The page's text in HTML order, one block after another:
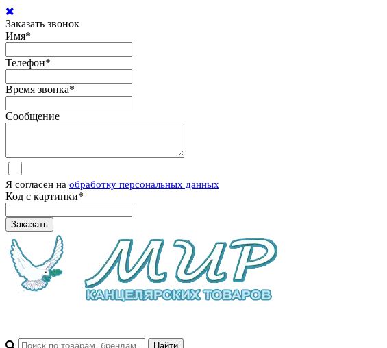
Заказать звонок
Имя*
Телефон*
Время звонка*
Сообщение
Я согласен на обработку персональных данных
Код с картинки*
Заказать